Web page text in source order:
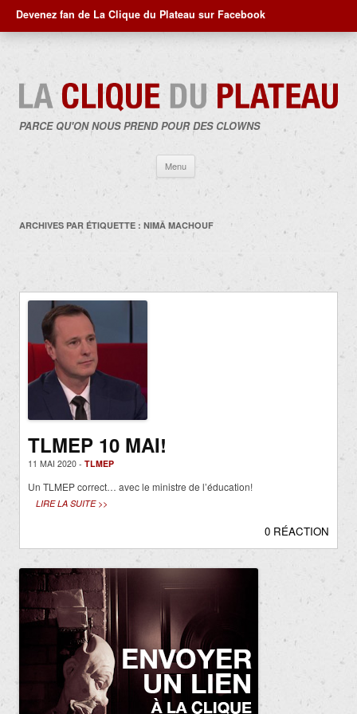
Devenez fan de La Clique du Plateau sur Facebook
PARCE QU'ON NOUS PREND POUR DES CLOWNS
Menu
contenu
ARCHIVES PAR ÉTIQUETTE : NIMÂ MACHOUF
TLMEP 10 MAI!
11 MAI 2020 - TLMEP
Un TLMEP correct… avec le ministre de l’éducation!
LIRE LA SUITE >>
0 RÉACTION